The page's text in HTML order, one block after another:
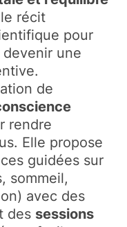
récit
pour
une
de
rendre
Elle propose
guidées sur
sommeil,
avec des
des sessions